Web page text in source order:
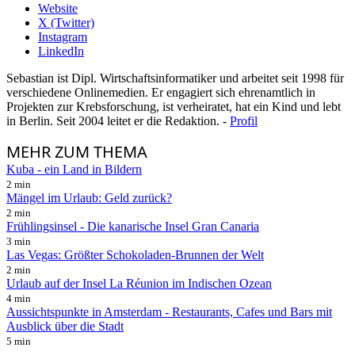
Website
X (Twitter)
Instagram
LinkedIn
Sebastian ist Dipl. Wirtschaftsinformatiker und arbeitet seit 1998 für
verschiedene Onlinemedien. Er engagiert sich ehrenamtlich in
Projekten zur Krebsforschung, ist verheiratet, hat ein Kind und lebt
in Berlin. Seit 2004 leitet er die Redaktion. - Profil
MEHRZUM THEMA
Kuba - ein Land in Bildern
2 min
Mängel im Urlaub: Geld zurück?
2 min
Frühlingsinsel - Die kanarische Insel Gran Canaria
3 min
Las Vegas: Größter Schokoladen-Brunnen der Welt
2 min
Urlaub auf der Insel La Réunion im Indischen Ozean
4 min
Aussichtspunkte in Amsterdam - Restaurants, Cafes und Bars mit
Ausblick über die Stadt
5 min